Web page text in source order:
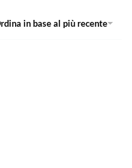
in base al più recente